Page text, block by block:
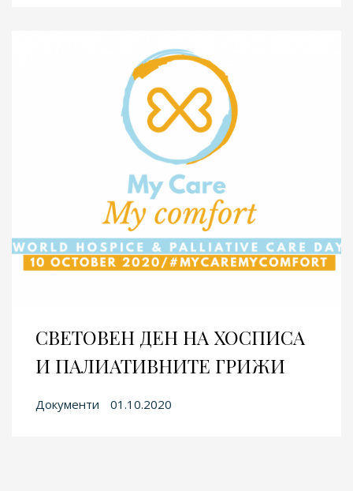
СВЕТОВЕН ДЕН НА ХОСПИСА
И ПАЛИАТИВНИТЕ ГРИЖИ
Документи 01.10.2020